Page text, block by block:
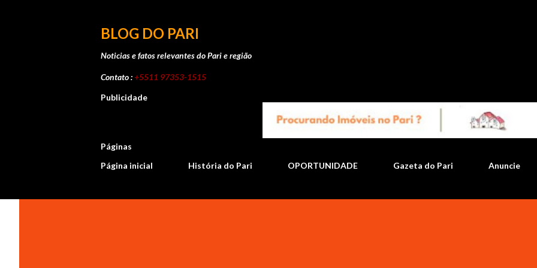
BLOG DO PARI
Noticias e fatos relevantes do Pari e região
Contato :+5511 97353-1515
Publicidade
Páginas
Página inicial
História do Pari OPORTUNIDADE Gazeta do Pari Anuncie